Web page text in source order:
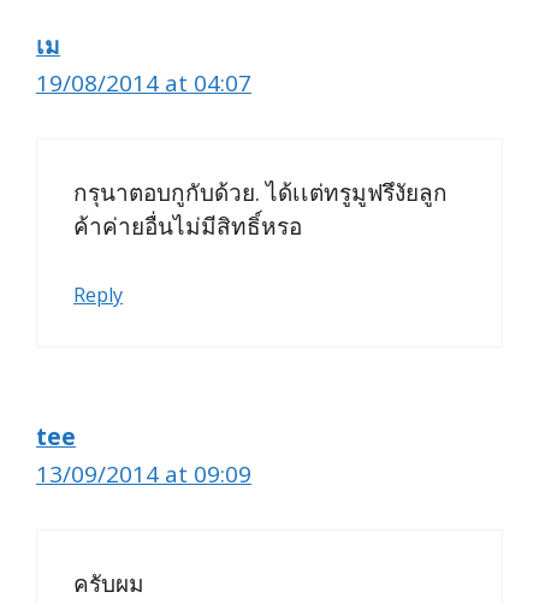
เม
19/08/2014 at 04:07
กรุนาตอบกูกับด้วย. ได้เเต่ทรูมูฟรึงัยลูก
ค้าค่ายอื่นไม่มีสิทธิ์หรอ
Reply
tee
13/09/2014 at 09:09
ครับผม